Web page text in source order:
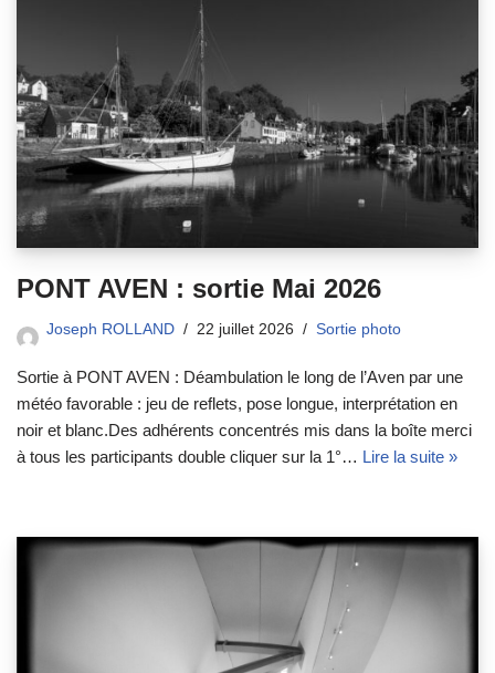
PONT AVEN : sortie Mai 2026
Joseph ROLLAND 22 juillet 2026 Sortie photo
Sortie à PONT AVEN : Déambulation le long de l’Aven par une
météo favorable : jeu de reflets, pose longue, interprétation en
noir et blanc.Des adhérents concentrés mis dans la boîte merci
à tous les participants double cliquer sur la 1°… Lire la suite »